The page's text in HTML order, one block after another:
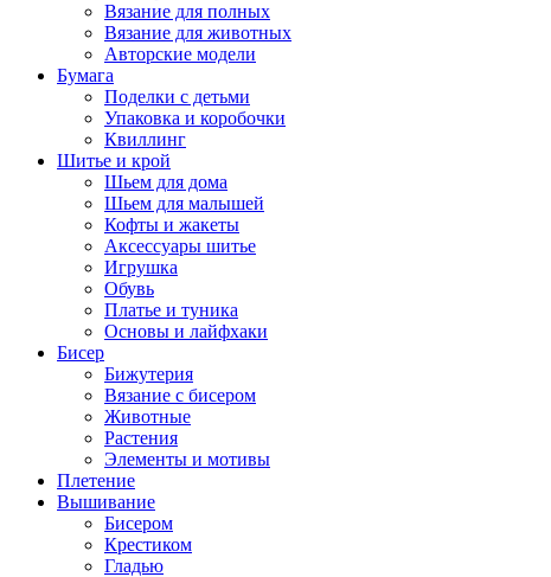
Вязание для полных
Вязание для животных
Авторские модели
Бумага
Поделки с детьми
Упаковка и коробочки
Квиллинг
Шитье и крой
Шьем для дома
Шьем для малышей
Кофты и жакеты
Аксессуары шитье
Игрушка
Обувь
Платье и туника
Основы и лайфхаки
Бисер
Бижутерия
Вязание с бисером
Животные
Растения
Элементы и мотивы
Плетение
Вышивание
Бисером
Крестиком
Гладью